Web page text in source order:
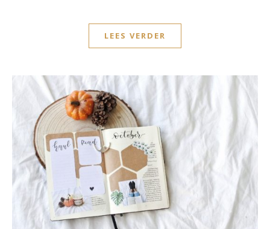
LEES VERDER